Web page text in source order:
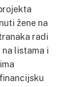
žene na
radi
na listama i